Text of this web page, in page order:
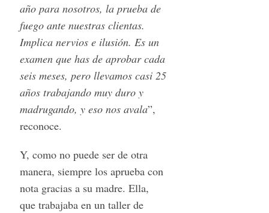
año para nosotros, la prueba de
fuego ante nuestras clientas.
Implica nervios e ilusión. Es un
examen que has de aprobar cada
seis meses, pero llevamos casi 25
años trabajando muy duro y
madrugando, y eso nos avala”,
reconoce.
Y, como no puede ser de otra
manera, siempre los aprueba con
nota gracias a su madre. Ella,
que trabajaba en un taller de